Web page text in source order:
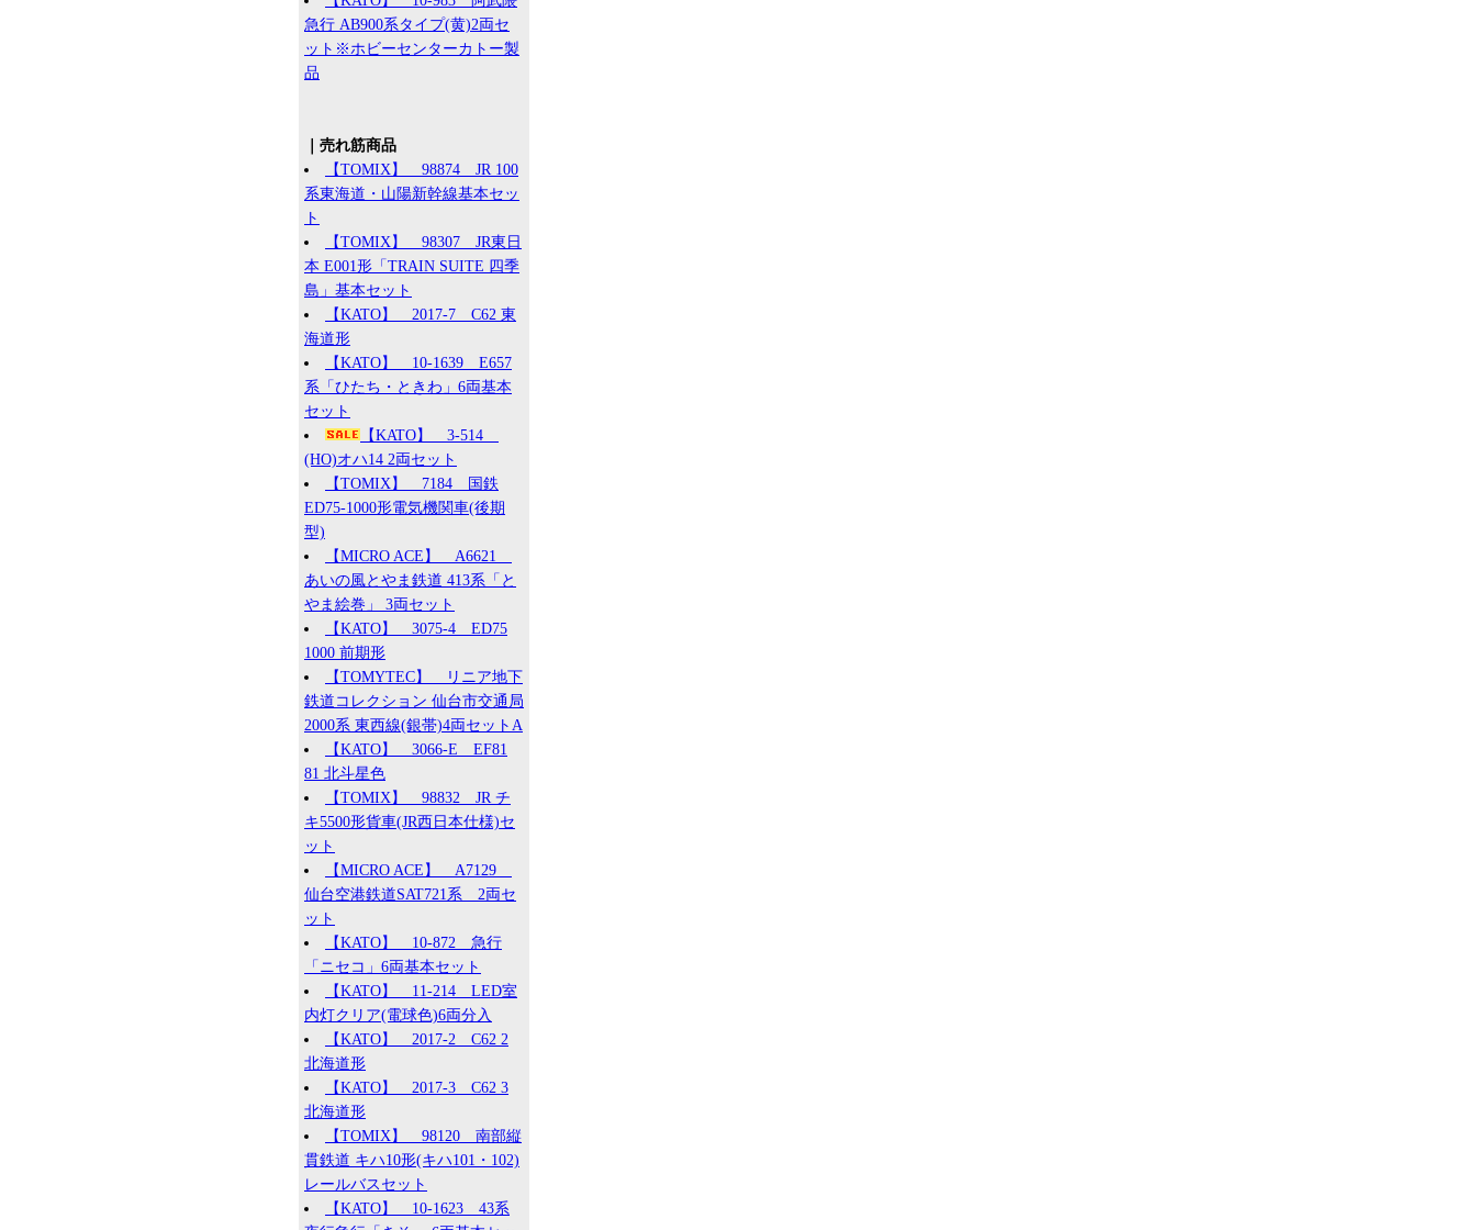
急行 AB900系タイプ(黄)2両セ
ット※ホビーセンターカトー製
品
｜売れ筋商品
【TOMIX】 98874 JR 100
系東海道・山陽新幹線基本セッ
ト
【TOMIX】 98307 JR東日
本 E001形「TRAIN SUITE 四季
島」基本セット
【KATO】 2017-7 C62 東
海道形
【KATO】 10-1639 E657
系「ひたち・ときわ」6両基本
セット
【KATO】 3-514
(HO)オハ14 2両セット
【TOMIX】 7184 国鉄
ED75-1000形電気機関車(後期
型)
【MICRO ACE】 A6621
あいの風とやま鉄道 413系「と
やま絵巻」 3両セット
【KATO】 3075-4 ED75
1000 前期形
【TOMYTEC】 リニア地下
鉄道コレクション 仙台市交通局
2000系 東西線(銀帯)4両セットA
【KATO】 3066-E EF81
81 北斗星色
【TOMIX】 98832 JR チ
キ5500形貨車(JR西日本仕様)セ
ット
【MICRO ACE】 A7129
仙台空港鉄道SAT721系 2両セ
ット
【KATO】 10-872 急行
「ニセコ」6両基本セット
【KATO】 11-214 LED室
内灯クリア(電球色)6両分入
【KATO】 2017-2 C62 2
北海道形
【KATO】 2017-3 C62 3
北海道形
【TOMIX】 98120 南部縦
貫鉄道 キハ10形(キハ101・102)
レールバスセット
【KATO】 10-1623 43系